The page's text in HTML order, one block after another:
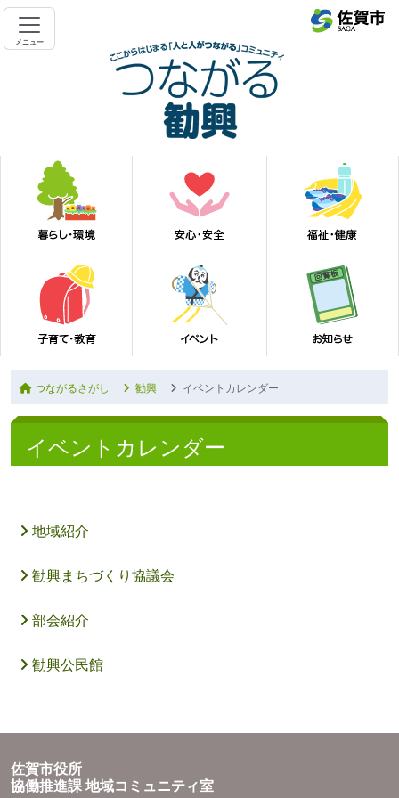
メニュー
つながるさがし 勧興 イベントカレンダー
イベントカレンダー
地域紹介
勧興まちづくり協議会
部会紹介
勧興公民館
佐賀市役所
協働推進課 地域コミュニティ室